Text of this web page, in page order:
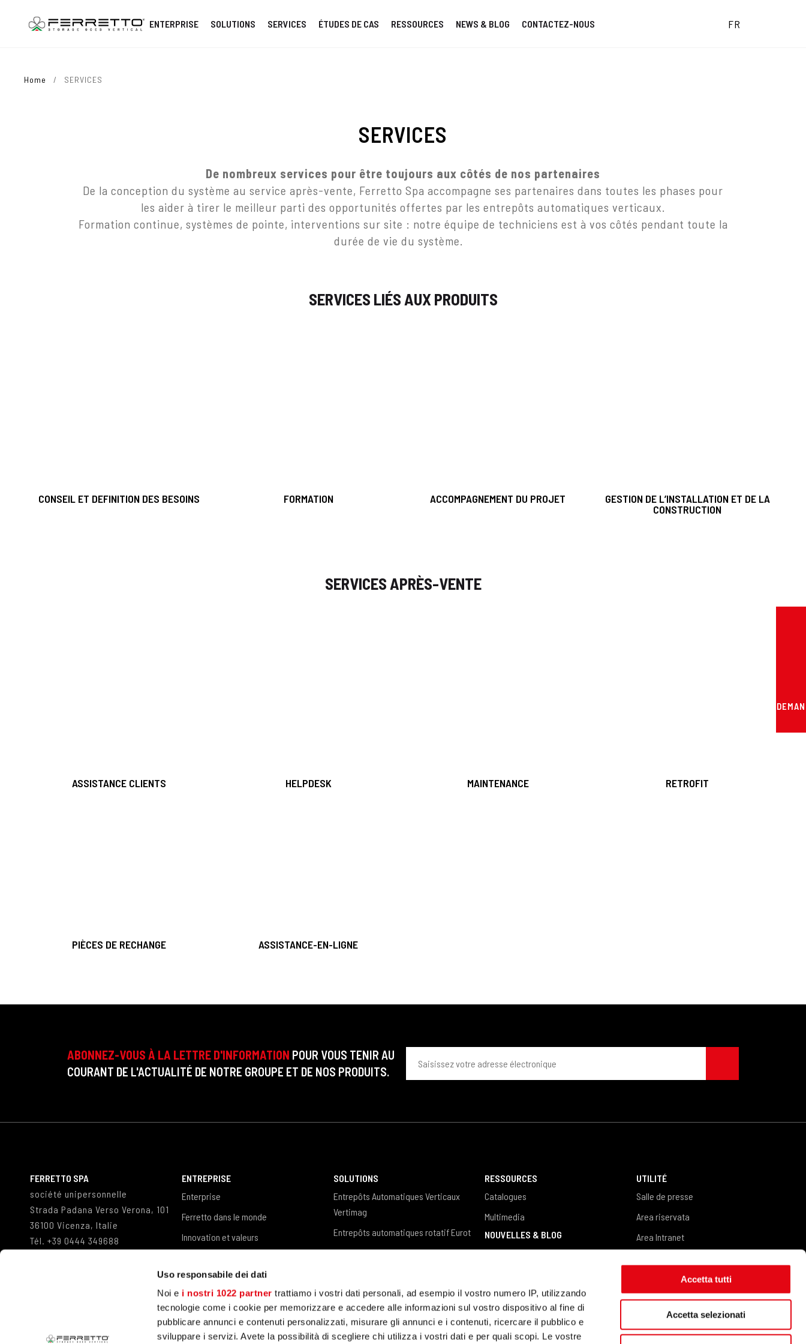
Uso responsabile dei dati
Noi e i nostri 1022 partner trattiamo i vostri dati personali, ad esempio il vostro numero IP, utilizzando
tecnologie come i cookie per memorizzare e accedere alle informazioni sul vostro dispositivo al fine di
pubblicare annunci e contenuti personalizzati, misurare gli annunci e i contenuti, ricercare il pubblico e
sviluppare i servizi. Avete la possibilità di scegliere chi utilizza i vostri dati e per quali scopi. Le vostre
Accetta tutti
Accetta selezionati
ENTERPRISE SOLUTIONS SERVICES ÉTUDES DE CAS RESSOURCES NEWS & BLOG CONTACTEZ-NOUS FR
Home / SERVICES
SERVICES
De nombreux services pour être toujours aux côtés de nos partenaires
De la conception du système au service après-vente, Ferretto Spa accompagne ses partenaires dans toutes les phases pour
les aider à tirer le meilleur parti des opportunités offertes par les entrepôts automatiques verticaux.
Formation continue, systèmes de pointe, interventions sur site : notre équipe de techniciens est à vos côtés pendant toute la
durée de vie du système.
SERVICES LIÉS AUX PRODUITS
CONSEIL ET DEFINITION DES BESOINS FORMATION ACCOMPAGNEMENT DU PROJET
GESTION DE L’INSTALLATION ET DE LA
CONSTRUCTION
SERVICES APRÈS-VENTE
ASSISTANCE CLIENTS HELPDESK MAINTENANCE RETROFIT
PIÈCES DE RECHANGE ASSISTANCE-EN-LIGNE
ABONNEZ-VOUS À LA LETTRE D'INFORMATION POUR VOUS TENIR AU
COURANT DE L'ACTUALITÉ DE NOTRE GROUPE ET DE NOS PRODUITS.
FERRETTO SPA
société unipersonnelle
Strada Padana Verso Verona, 101
36100 Vicenza, Italie
Tél. +39 0444 349688
ENTREPRISE
Enterprise
Ferretto dans le monde
Innovation et valeurs
Travailler avec nous
SOLUTIONS
Entrepôts Automatiques Verticaux
Vertimag
Entrepôts automatiques rotatif Eurot
Entrepôts verticaux pour barres,
Logiciel de gestion des entrepôts
ÉTUDES DE CAS
RESSOURCES
Catalogues
Multimedia
NOUVELLES & BLOG
News / Eventi
UTILITÉ
Salle de presse
Area riservata
Area Intranet
Contactez-nous